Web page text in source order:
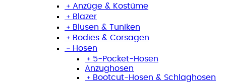
﹢ Anzüge & Kostüme
﹢ Blazer
﹢ Blusen & Tuniken
﹢ Bodies & Corsagen
﹣ Hosen
﹢ 5-Pocket-Hosen
Anzughosen
﹢ Bootcut-Hosen & Schlaghosen